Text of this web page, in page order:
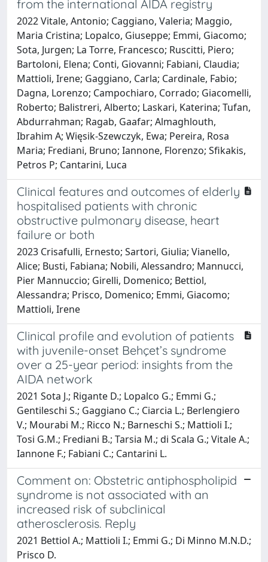
from the international AIDA registry
2022 Vitale, Antonio; Caggiano, Valeria; Maggio,
Maria Cristina; Lopalco, Giuseppe; Emmi, Giacomo;
Sota, Jurgen; La Torre, Francesco; Ruscitti, Piero;
Bartoloni, Elena; Conti, Giovanni; Fabiani, Claudia;
Mattioli, Irene; Gaggiano, Carla; Cardinale, Fabio;
Dagna, Lorenzo; Campochiaro, Corrado; Giacomelli,
Roberto; Balistreri, Alberto; Laskari, Katerina; Tufan,
Abdurrahman; Ragab, Gaafar; Almaghlouth,
Ibrahim A; Więsik-Szewczyk, Ewa; Pereira, Rosa
Maria; Frediani, Bruno; Iannone, Florenzo; Sfikakis,
Petros P; Cantarini, Luca
Clinical features and outcomes of elderly
hospitalised patients with chronic
obstructive pulmonary disease, heart
failure or both
2023 Crisafulli, Ernesto; Sartori, Giulia; Vianello,
Alice; Busti, Fabiana; Nobili, Alessandro; Mannucci,
Pier Mannuccio; Girelli, Domenico; Bettiol,
Alessandra; Prisco, Domenico; Emmi, Giacomo;
Mattioli, Irene
Clinical profile and evolution of patients
with juvenile-onset Behçet’s syndrome
over a 25-year period: insights from the
AIDA network
2021 Sota J.; Rigante D.; Lopalco G.; Emmi G.;
Gentileschi S.; Gaggiano C.; Ciarcia L.; Berlengiero
V.; Mourabi M.; Ricco N.; Barneschi S.; Mattioli I.;
Tosi G.M.; Frediani B.; Tarsia M.; di Scala G.; Vitale A.;
Iannone F.; Fabiani C.; Cantarini L.
Comment on: Obstetric antiphospholipid
syndrome is not associated with an
increased risk of subclinical
atherosclerosis. Reply
2021 Bettiol A.; Mattioli I.; Emmi G.; Di Minno M.N.D.;
Prisco D.